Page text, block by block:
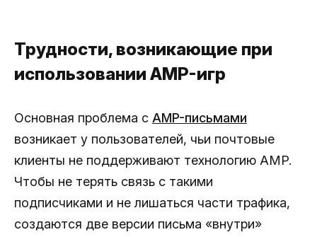
Трудности, возникающие при
использовании AMP-игр
Основная проблема с AMP-письмами
возникает у пользователей, чьи почтовые
клиенты не поддерживают технологию AMP.
Чтобы не терять связь с такими
подписчиками и не лишаться части трафика,
создаются две версии письма «внутри»